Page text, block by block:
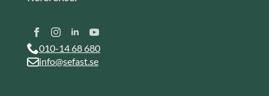
010-14 68 680
info@sefast.se